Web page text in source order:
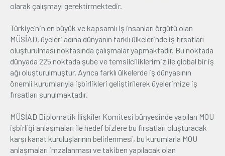
olarak çalışmayı gerektirmektedir.
Türkiye’nin en büyük ve kapsamlı iş insanları örgütü olan
MÜSİAD, üyeleri adına dünyanın farklı ülkelerinde iş fırsatları
oluşturulması noktasında çalışmalar yapmaktadır. Bu noktada
dünyada 225 noktada şube ve temsilciliklerimiz ile global bir iş
ağı oluşturulmuştur. Ayrıca farklı ülkelerde iş dünyasının
önemli kurumlarıyla işbirlikleri geliştirilerek üyelerimize iş
fırsatları sunulmaktadır.
MÜSİAD Diplomatik İlişkiler Komitesi bünyesinde yapılan MOU
işbirliği anlaşmaları ile hedef bizlere bu fırsatları oluşturacak
karşı kanat kuruluşlarının belirlenmesi, bu kurumlarla MOU
anlaşmaları imzalanması ve takiben yapılacak olan